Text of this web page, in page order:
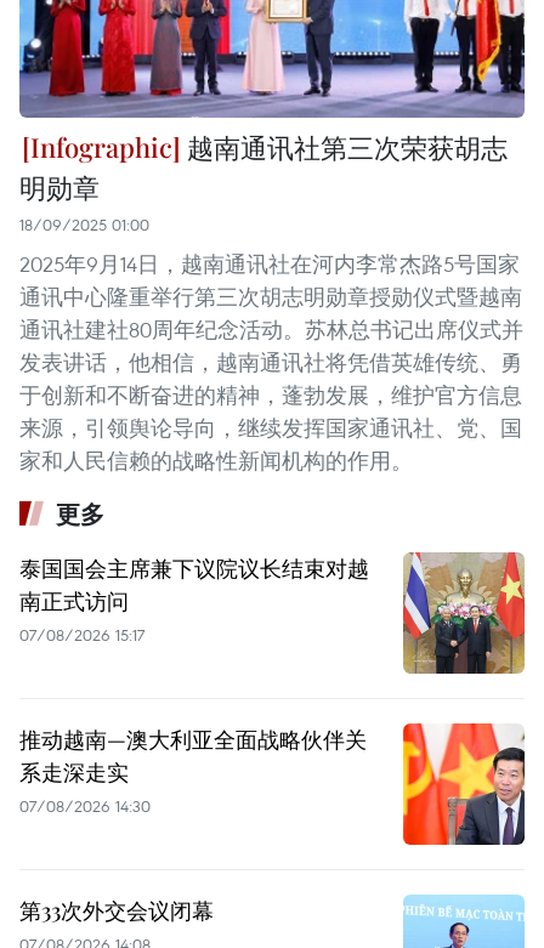
越南通讯社第三次荣获胡志
明勋章
18/09/2025 01:00
2025年9月14日，越南通讯社在河内李常杰路5号国家
通讯中心隆重举行第三次胡志明勋章授勋仪式暨越南
通讯社建社80周年纪念活动。苏林总书记出席仪式并
发表讲话，他相信，越南通讯社将凭借英雄传统、勇
于创新和不断奋进的精神，蓬勃发展，维护官方信息
来源，引领舆论导向，继续发挥国家通讯社、党、国
家和人民信赖的战略性新闻机构的作用。
更多
泰国国会主席兼下议院议长结束对越
南正式访问
07/08/2026 15:17
推动越南—澳大利亚全面战略伙伴关
系走深走实
07/08/2026 14:30
第33次外交会议闭幕